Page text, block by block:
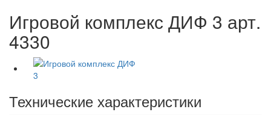
Игровой комплекс ДИФ 3 арт.
4330
Технические характеристики